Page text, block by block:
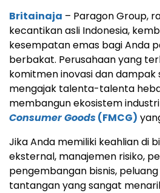
Britainaja – Paragon Group,
kecantikan asli Indonesia,
kesempatan emas bagi Anda
berbakat. Perusahaan yang
komitmen inovasi dan dampak
mengajak talenta-talenta
membangun ekosistem industri
Consumer Goods(FMCG)
Jika Anda memiliki keahlian di
eksternal, manajemen risiko,
pengembangan bisnis,
tantangan yang sangat